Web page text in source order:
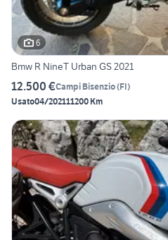
6
Bmw R NineT Urban GS 2021
12.500 €Campi Bisenzio(FI)
Usato04/202111200 Km